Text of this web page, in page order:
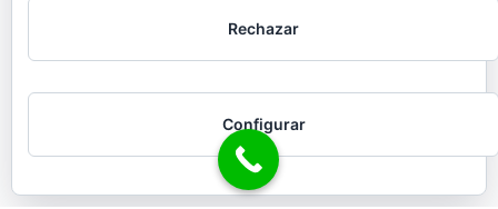
Rechazar
Configurar